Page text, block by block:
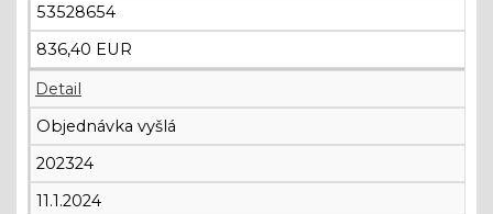
53528654
836,40 EUR
Detail
Objednávka vyšlá
202324
11.1.2024